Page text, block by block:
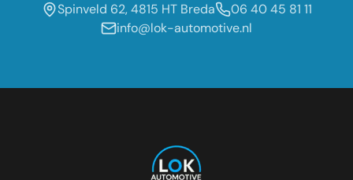
Spinveld 62, 4815 HT Breda
06 40 45 81 11
info@lok-automotive.nl